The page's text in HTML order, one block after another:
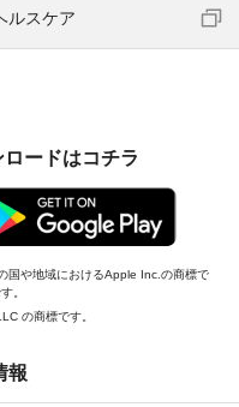
ルスケア
ードはコチラ
国や地域におけるApple Inc.の商標で
。
の商標です。
報